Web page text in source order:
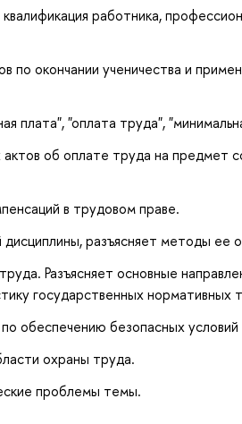
работника,
по окончании ученичества и
плата", "оплата труда",
об оплате труда на предмет
в трудовом праве.
разъясняет методы ее
Разъясняет основные
государственных нормативных
обеспечению безопасных
охраны труда.
проблемы темы.